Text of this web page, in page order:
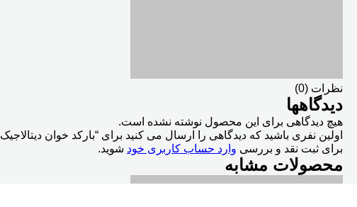
نظرات (0)
دیدگاهها
هیچ دیدگاهی برای این محصول نوشته نشده است.
اولین نفری باشید که دیدگاهی را ارسال می کنید برای “بارکد خوان دیتالاجیک QuickScan Lite QW2100”
برای ثبت نقد و بررسی وارد حساب کاربری خود شوید.
محصولات مشابه